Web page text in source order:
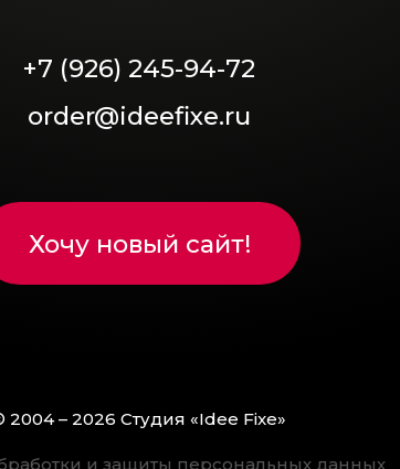
+7 (926) 245-94-72
order@ideefixe.ru
Хочу новый сайт!
2004 – 2026 Студия «Idee Fixe»
и защиты персональных данных